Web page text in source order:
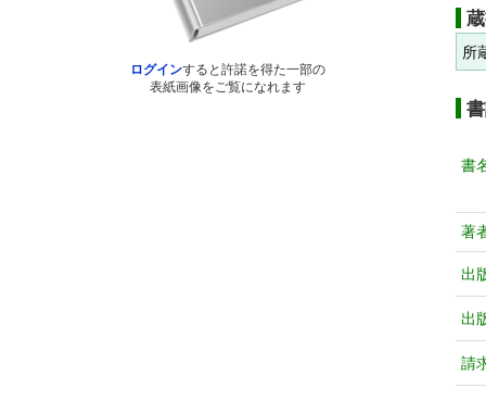
ログインすると許諾を得た一部の
表紙画像をご覧になれます
所
書
著
出
出
請